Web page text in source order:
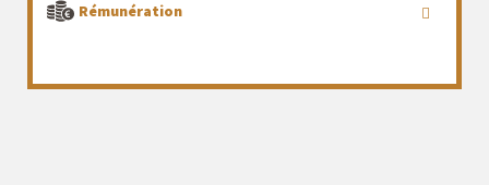
Rémunération